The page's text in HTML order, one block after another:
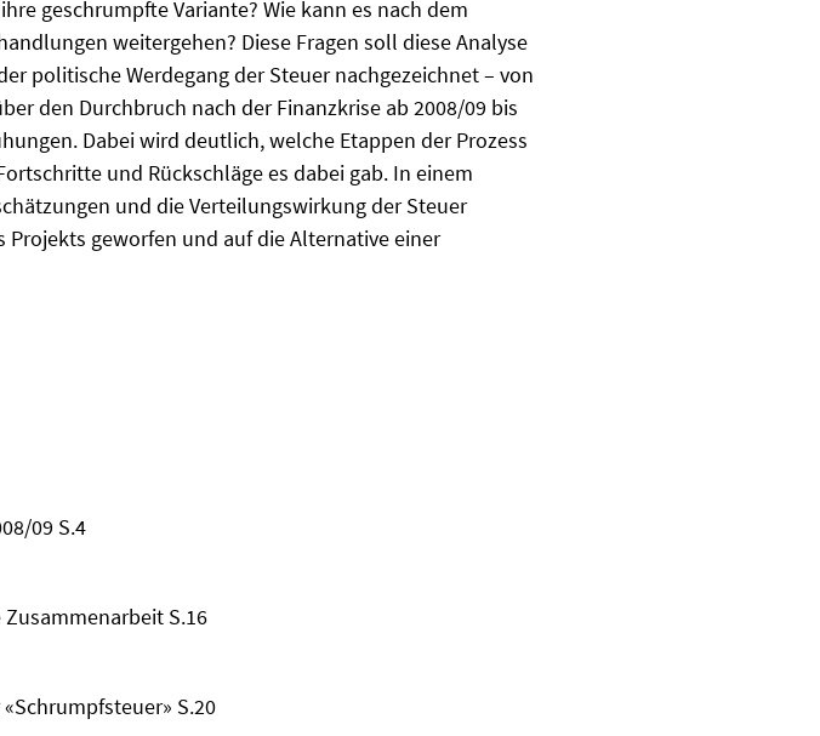
geschrumpfte Variante? Wie kann es nach dem
weitergehen? Diese Fragen soll diese Analyse
politische Werdegang der Steuer nachgezeichnet – von
den Durchbruch nach der Finanzkrise ab 2008/09 bis
Dabei wird deutlich, welche Etappen der Prozess
und Rückschläge es dabei gab. In einem
und die Verteilungswirkung der Steuer
geworfen und auf die Alternative einer
09 S.4
S.16
S.20